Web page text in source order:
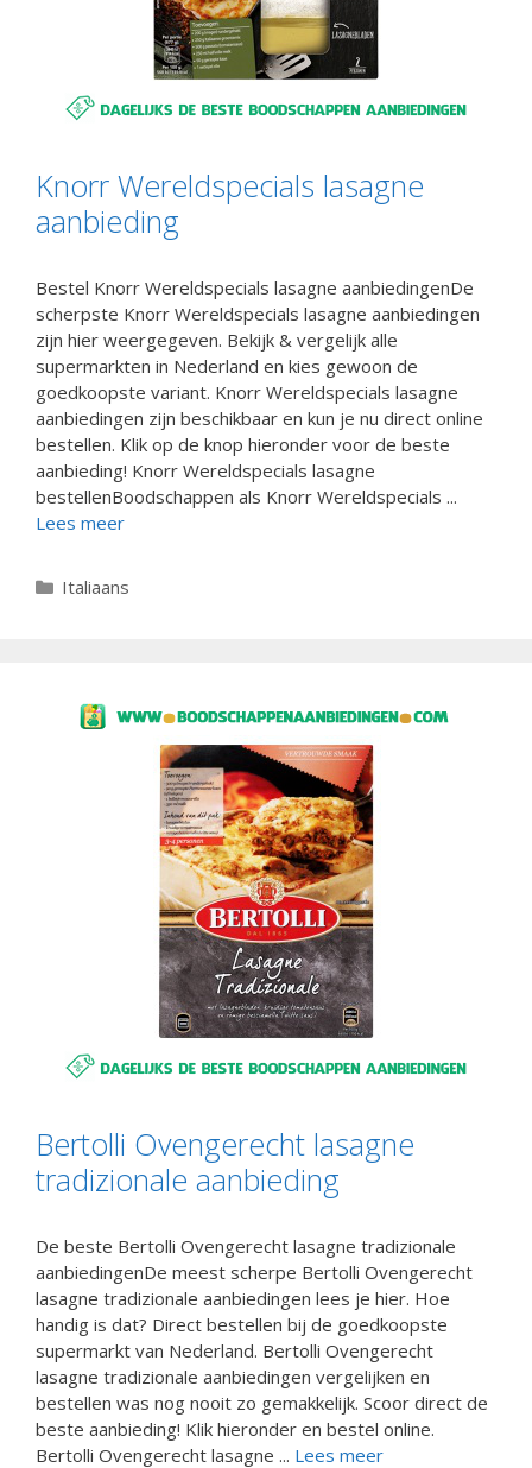
Knorr Wereldspecials lasagne
aanbieding
Bestel Knorr Wereldspecials lasagne aanbiedingenDe
scherpste Knorr Wereldspecials lasagne aanbiedingen
zijn hier weergegeven. Bekijk & vergelijk alle
supermarkten in Nederland en kies gewoon de
goedkoopste variant. Knorr Wereldspecials lasagne
aanbiedingen zijn beschikbaar en kun je nu direct online
bestellen. Klik op de knop hieronder voor de beste
aanbieding! Knorr Wereldspecials lasagne
bestellenBoodschappen als Knorr Wereldspecials ...
Lees meer
Categorieën
Italiaans
Bertolli Ovengerecht lasagne
tradizionale aanbieding
De beste Bertolli Ovengerecht lasagne tradizionale
aanbiedingenDe meest scherpe Bertolli Ovengerecht
lasagne tradizionale aanbiedingen lees je hier. Hoe
handig is dat? Direct bestellen bij de goedkoopste
supermarkt van Nederland. Bertolli Ovengerecht
lasagne tradizionale aanbiedingen vergelijken en
bestellen was nog nooit zo gemakkelijk. Scoor direct de
beste aanbieding! Klik hieronder en bestel online.
Bertolli Ovengerecht lasagne ... Lees meer